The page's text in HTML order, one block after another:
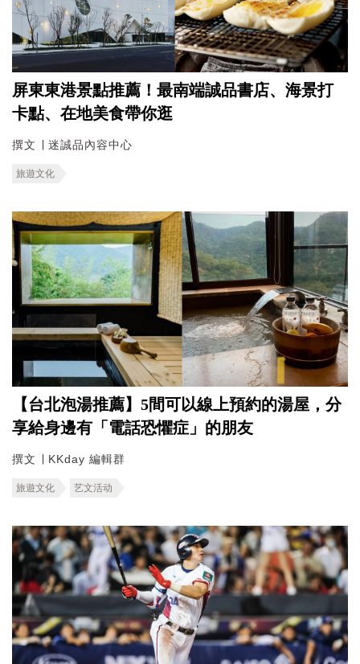
屏東東港景點推薦！最南端誠品書店、海景打
卡點、在地美食帶你逛
撰文 ∣ 迷誠品內容中心
旅遊文化
【台北泡湯推薦】5間可以線上預約的湯屋，分
享給身邊有「電話恐懼症」的朋友
撰文 ∣ KKday 編輯群
旅遊文化 艺文活动